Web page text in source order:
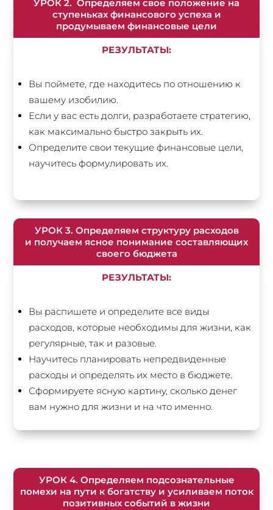
УРОК 2. Определяем свое положение на
ступеньках финансового успеха и
продумываем финансовые цели
РЕЗУЛЬТАТЫ:
Вы поймете, где находитесь по отношению к
вашему изобилию.
Если у вас есть долги, разработаете стратегию,
как максимально быстро закрыть их.
Определите свои текущие финансовые цели,
научитесь формулировать их.
УРОК 3. Определяем структуру расходов
и получаем ясное понимание составляющих
своего бюджета
РЕЗУЛЬТАТЫ:
Вы распишете и определите все виды
расходов, которые необходимы для жизни, как
регулярные, так и разовые.
Научитесь планировать непредвиденные
расходы и определять их место в бюджете.
Сформируете ясную картину, сколько денег
вам нужно для жизни и на что именно.
УРОК 4. Определяем подсознательные
помехи на пути к богатству и усиливаем поток
позитивных событий в жизни